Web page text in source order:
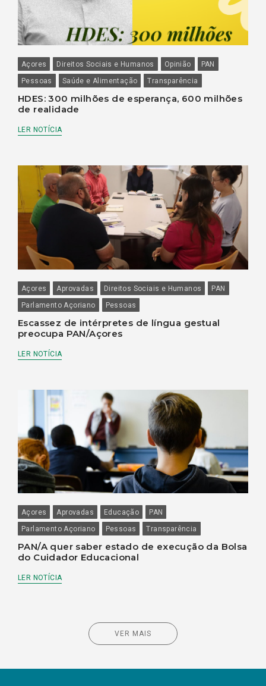
Açores Direitos Sociais e Humanos Opinião
PAN
Pessoas
Saúde e Alimentação Transparência
HDES: 300 milhões de esperança, 600 milhões
de realidade
LER NOTÍCIA
Açores Aprovadas Direitos Sociais e Humanos
PAN
Parlamento Açoriano
Pessoas
Escassez de intérpretes de língua gestual
preocupa PAN/Açores
LER NOTÍCIA
Açores Aprovadas Educação
PAN
Parlamento Açoriano
Pessoas Transparência
PAN/A quer saber estado de execução da Bolsa
do Cuidador Educacional
LER NOTÍCIA
VER MAIS